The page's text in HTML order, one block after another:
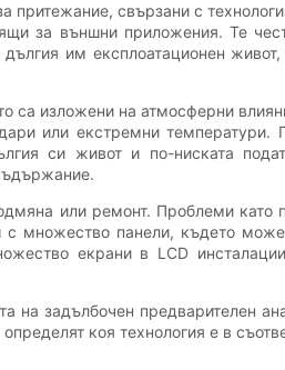
свързани с
за външни приложения. Те
им експлоатационен
изложени на атмосферни
или екстремни
си живот и по-ниската
или ремонт. Проблеми като
с множество панели, където
екрани в LCD
задълбочен предварителен
коя технология е в